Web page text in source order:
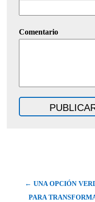
Comentario
← UNA OPCIÓN
PARA